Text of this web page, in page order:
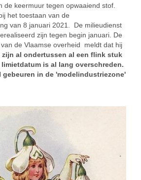
de keermuur tegen opwaaiend stof.
het toestaan van de
van 8 januari 2021. De milieudienst
zijn tegen begin januari. De
de Vlaamse overheid meldt dat hij
zijn al ondertussen al een flink stuk
limietdatum is al lang overschreden.
gebeuren in de 'modelindustriezone'